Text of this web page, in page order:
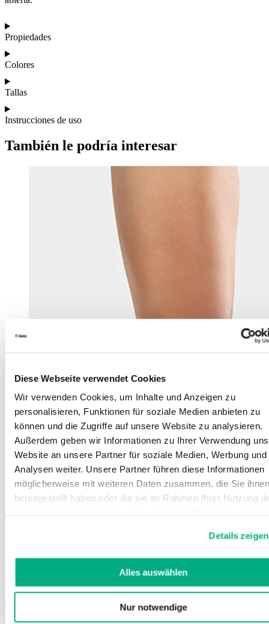
Diese Webseite verwendet Cookies
Wir verwenden Cookies, um Inhalte und Anzeigen zu
personalisieren, Funktionen für soziale Medien anbieten zu
können und die Zugriffe auf unsere Website zu analysieren.
Außerdem geben wir Informationen zu Ihrer Verwendung
Website an unsere Partner für soziale Medien, Werbung und
Analysen weiter. Unsere Partner führen diese Informationen
möglicherweise mit weiteren Daten zusammen, die Sie ihnen
bereitgestellt haben oder die sie im Rahmen Ihrer Nutzung
unsererDatenschutzerklärungundImpressum.
Details zeigen
Alles auswählen
Nur notwendige
Propiedades
Colores
Tallas
Instrucciones de uso
También le podría interesar
Cincha para el tendón rotuliano